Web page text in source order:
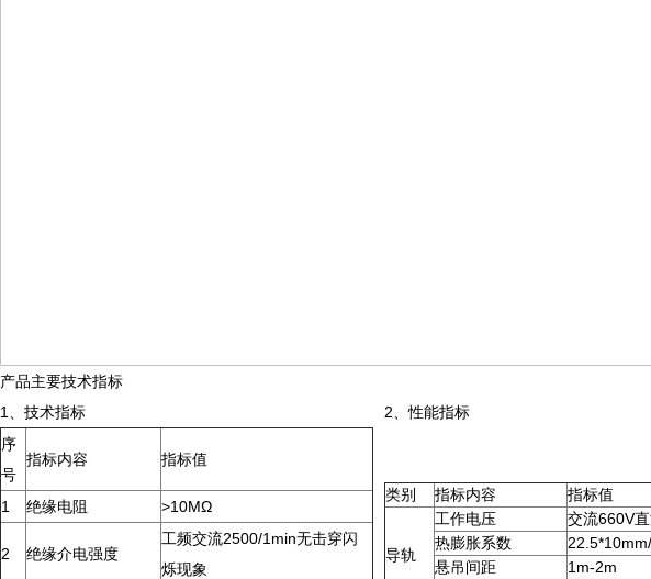
产品主要技术指标
1、技术指标
2、性能指标
序
号
指标内容 指标值
1 绝缘电阻 >10MΩ
2 绝缘介电强度
工频交流2500/1min无击穿闪
烁现象
类别 指标内容 指标值
导轨
工作电压
交流660V
热膨胀系数
悬吊间距
1m-2m